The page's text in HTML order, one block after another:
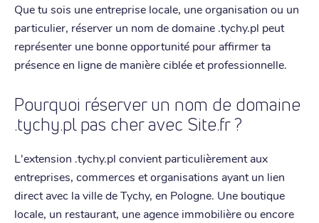
Que tu sois une entreprise locale, une organisation ou un
particulier, réserver un nom de domaine .tychy.pl peut
représenter une bonne opportunité pour affirmer ta
présence en ligne de manière ciblée et professionnelle.
Pourquoi réserver un nom de domaine
.tychy.pl pas cher avec Site.fr ?
L'extension .tychy.pl convient particulièrement aux
entreprises, commerces et organisations ayant un lien
direct avec la ville de Tychy, en Pologne. Une boutique
locale, un restaurant, une agence immobilière ou encore